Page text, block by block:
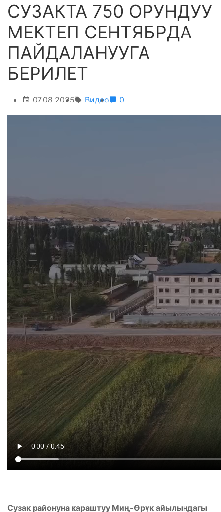
СУЗАКТА 750 ОРУНДУУ
МЕКТЕП СЕНТЯБРДА
ПАЙДАЛАНУУГА
БЕРИЛЕТ
07.08.2025 Видео 0
Сузак районуна караштуу Миң-Өрүк айылындагы